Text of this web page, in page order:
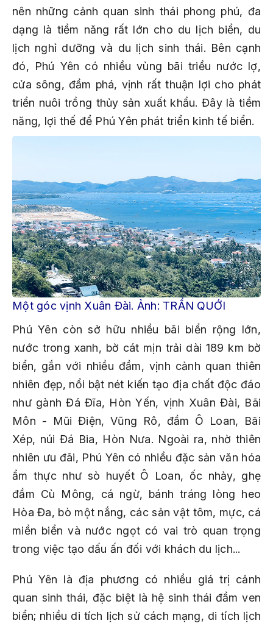
nên những cảnh quan sinh thái phong phú, đa
dạng là tiềm năng rất lớn cho du lịch biển, du
lịch nghỉ dưỡng và du lịch sinh thái. Bên cạnh
đó, Phú Yên có nhiều vùng bãi triều nước lợ,
cửa sông, đầm phá, vịnh rất thuận lợi cho phát
triển nuôi trồng thủy sản xuất khẩu. Đây là tiềm
năng, lợi thế để Phú Yên phát triển kinh tế biển.
Một góc vịnh Xuân Đài. Ảnh: TRẦN QUỚI
Phú Yên còn sở hữu nhiều bãi biển rộng lớn,
nước trong xanh, bờ cát mịn trải dài 189 km bờ
biển, gắn với nhiều đầm, vịnh cảnh quan thiên
nhiên đẹp, nổi bật nét kiến tạo địa chất độc đáo
như gành Đá Đĩa, Hòn Yến, vịnh Xuân Đài, Bãi
Môn - Mũi Điện, Vũng Rô, đầm Ô Loan, Bãi
Xép, núi Đá Bia, Hòn Nưa. Ngoài ra, nhờ thiên
nhiên ưu đãi, Phú Yên có nhiều đặc sản văn hóa
ẩm thực như sò huyết Ô Loan, ốc nhảy, ghẹ
đầm Cù Mông, cá ngừ, bánh tráng lòng heo
Hòa Đa, bò một nắng, các sản vật tôm, mực, cá
miền biển và nước ngọt có vai trò quan trọng
trong việc tạo dấu ấn đối với khách du lịch...
Phú Yên là địa phương có nhiều giá trị cảnh
quan sinh thái, đặc biệt là hệ sinh thái đầm ven
biển; nhiều di tích lịch sử cách mạng, di tích lịch